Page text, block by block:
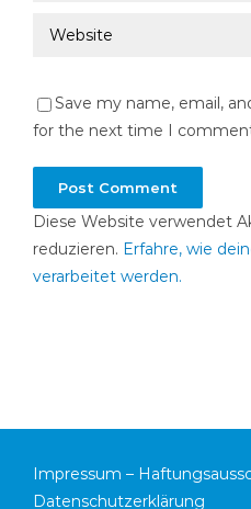
Save my name, email,
for the next time I
Diese Website verwendet
reduzieren. Erfahre, wie
verarbeitet werden.
Impressum –
Datenschutzerklärung